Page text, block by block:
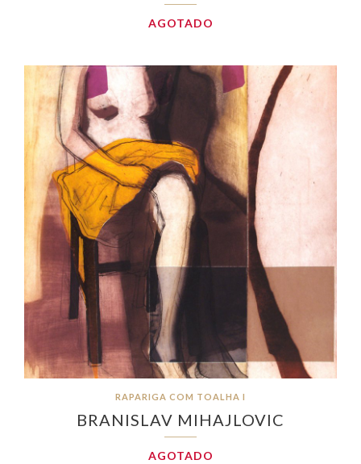
AGOTADO
RAPARIGA COM TOALHA I
BRANISLAV MIHAJLOVIC
AGOTADO